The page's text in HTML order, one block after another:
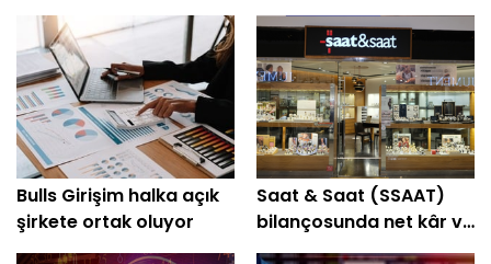
Bulls Girişim halka açık
şirkete ortak oluyor
Saat & Saat (SSAAT)
bilançosunda net kâr ve
hasılatta artış